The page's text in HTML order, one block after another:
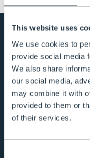
This website uses
We use cookies to
provide social media
We also share
our social media,
may combine it with
provided to them or
of their services.